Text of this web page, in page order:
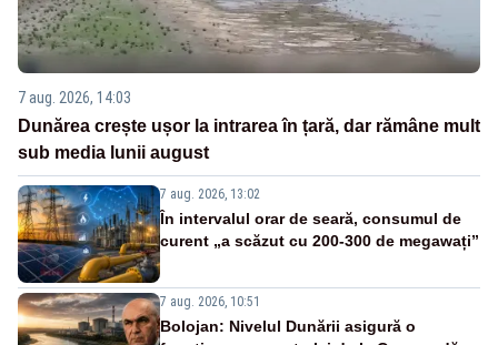
7 aug. 2026, 14:03
Dunărea crește ușor la intrarea în țară, dar rămâne mult
sub media lunii august
7 aug. 2026, 13:02
În intervalul orar de seară, consumul de
curent „a scăzut cu 200-300 de megawați”
7 aug. 2026, 10:51
Bolojan: Nivelul Dunării asigură o